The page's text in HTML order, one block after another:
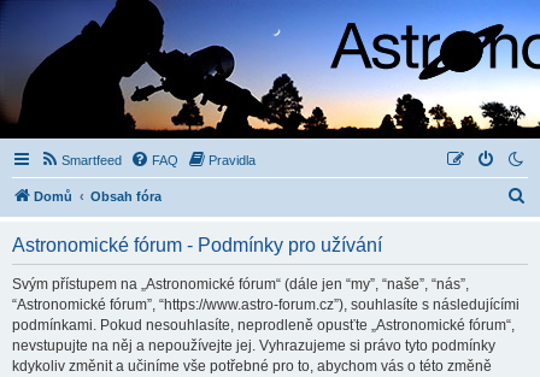
Smartfeed FAQ Pravidla
Domů Obsah fóra
Astronomické fórum - Podmínky pro užívání
Svým přístupem na „Astronomické fórum“ (dále jen “my”, “naše”, “nás”,
“Astronomické fórum”, “https://www.astro-forum.cz”), souhlasíte s následujícími
podmínkami. Pokud nesouhlasíte, neprodleně opusťte „Astronomické fórum“,
nevstupujte na něj a nepoužívejte jej. Vyhrazujeme si právo tyto podmínky
kdykoliv změnit a učiníme vše potřebné pro to, abychom vás o této změně